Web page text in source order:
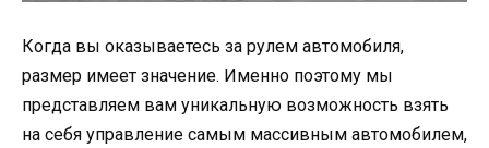
Когда вы оказываетесь за рулем автомобиля,
размер имеет значение. Именно поэтому мы
представляем вам уникальную возможность взять
на себя управление самым массивным автомобилем,